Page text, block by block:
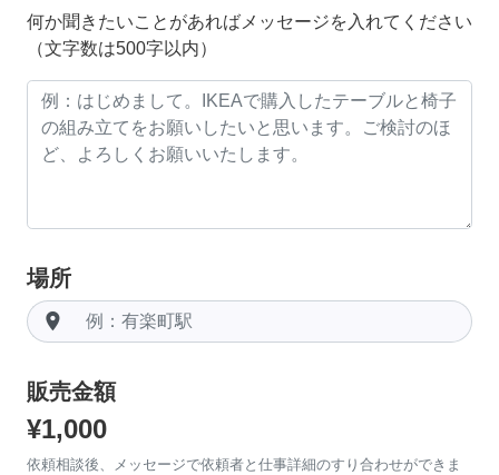
何か聞きたいことがあればメッセージを入れてください
（文字数は500字以内）
場所
room
販売金額
¥1,000
依頼相談後、メッセージで依頼者と仕事詳細のすり合わせができま